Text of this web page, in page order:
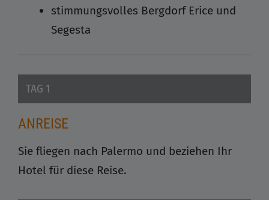
stimmungsvolles Bergdorf Erice und
Segesta
TAG 1
ANREISE
Sie fliegen nach Palermo und beziehen Ihr
Hotel für diese Reise.